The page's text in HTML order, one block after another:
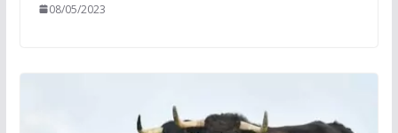
08/05/2023